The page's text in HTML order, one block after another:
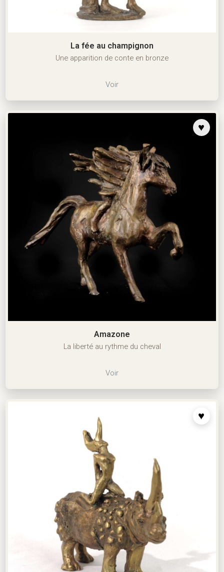
La fée au champignon
Une apparition de conte en bronze
Voir
Amazone
La liberté au rythme du cheval
Voir